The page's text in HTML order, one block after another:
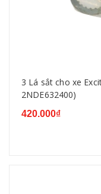
3 Lá sắt cho xe
2NDE632400)
420.000₫